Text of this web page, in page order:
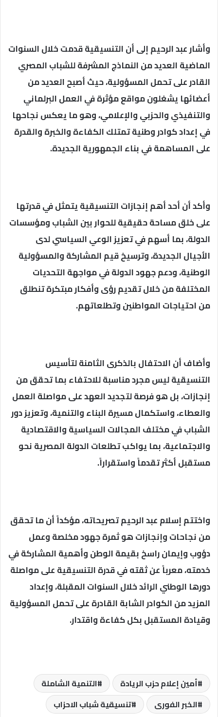
وأشار عبد الرحيم إلى أن التنسيقية قدمت خلال السنوات
الماضية العديد من النماذج المشرفة للشباب المصري
القادر على تحمل المسؤولية، حيث أصبح العديد من
أعضائها يشغلون مواقع مؤثرة في العمل البرلماني
والتنفيذي والحزبي والإعلامي، وهو ما يعكس نجاحها
في إعداد كوادر وطنية تمتلك الكفاءة والخبرة والقدرة
على المساهمة في بناء الجمهورية الجديدة.
وأكد أن أحد أهم إنجازات التنسيقية يتمثل في قدرتها
على خلق مساحة حقيقية للحوار بين الشباب ومؤسسات
الدولة، بما أسهم في تعزيز الوعي السياسي لدى
الأجيال الجديدة، وترسيخ قيم المشاركة والمسؤولية
الوطنية، ودعم جهود الدولة في مواجهة التحديات
المختلفة من خلال تقديم رؤى وأفكار مبتكرة تنطلق
من احتياجات المواطنين وتطلعاتهم.
وأضاف أن الاحتفال بالذكرى الثامنة لتأسيس
التنسيقية ليس مجرد مناسبة للاحتفاء بما تحقق من
إنجازات، بل هو فرصة لتجديد العهد على مواصلة العمل
والعطاء، واستكمال مسيرة البناء والتنمية، وتعزيز دور
الشباب في مختلف المجالات السياسية والاقتصادية
والاجتماعية، بما يواكب تطلعات الدولة المصرية نحو
مستقبل أكثر تقدماً واستقراراً.
واختتم إسلام عبد الرحيم تصريحاته، مؤكداً أن ما تحقق
من نجاحات وإنجازات هو ثمرة جهود مخلصة وعمل
دؤوب وإيمان راسخ بقيمة الوطن وأهمية المشاركة في
خدمته، معرباً عن ثقته في قدرة التنسيقية على مواصلة
دورها الوطني الرائد خلال السنوات المقبلة، وإعداد
المزيد من الكوادر الشابة القادرة على تحمل المسؤولية
وقيادة المستقبل بكل كفاءة واقتدار.
أمين إعلام حزب الريادة
التنمية الشاملة
الخبر الفورى
تنسيقية شباب الاحزاب